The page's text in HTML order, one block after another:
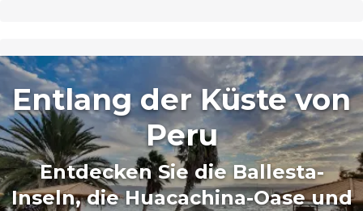
Entlang der Küste von
Peru
Entdecken Sie die Ballesta-
Inseln, die Huacachina-Oase und